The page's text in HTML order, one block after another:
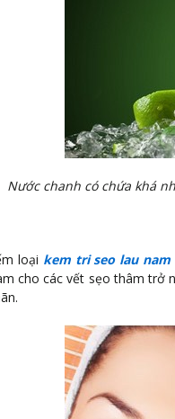
Nước chanh có chứa khá
loại kem tri seo lau
cho các vết sẹo thâm trở